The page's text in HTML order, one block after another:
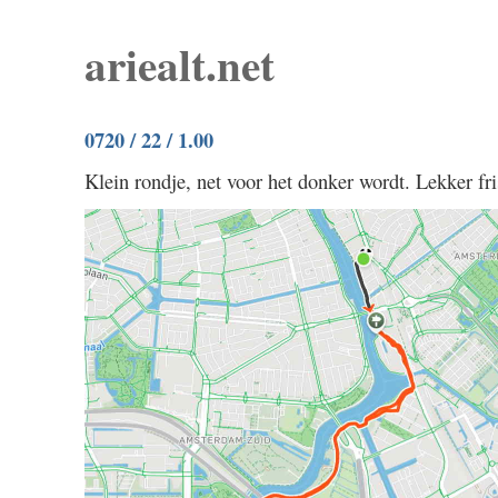
ariealt.net
0720 / 22 / 1.00
Klein rondje, net voor het donker wordt. Lekker